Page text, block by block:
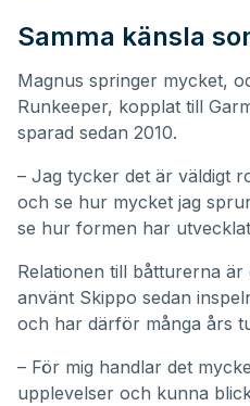
Samma känsla
Magnus springer mycket,
Runkeeper, kopplat till
sparad sedan 2010.
– Jag tycker det är väldigt
och se hur mycket jag
se hur formen har
Relationen till båtturerna
använt Skippo sedan
och har därför många års
– För mig handlar det
upplevelser och kunna